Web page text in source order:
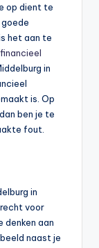
op dient te
het aan te
financieel
in
is. Op
ben je te
fout.
in
voor
denken aan
naast je